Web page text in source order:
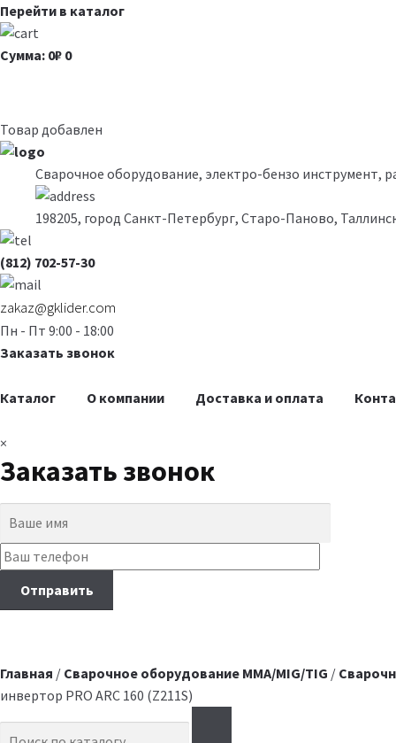
Перейти в каталог
Сумма: 0₽ 0
Товар добавлен
Сварочное оборудование, электро-бензо инструмент,
198205, город Санкт-Петербург, Старо-Паново,
(812) 702-57-30
zakaz@gklider.com
Пн - Пт 9:00 - 18:00
Заказать звонок
Каталог О компании Доставка и оплата
×
Заказать звонок
Главная / Сварочное оборудование MMA/MIG/TIG /
инвертор PRO ARC 160 (Z211S)
Search for: